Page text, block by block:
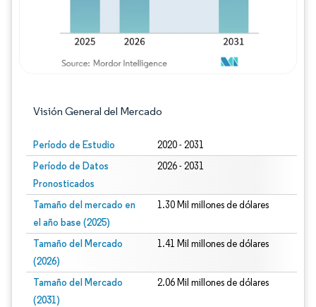
Visión General del Mercado
Período de Estudio 2020 - 2031
Período de Datos
Pronosticados
2026 - 2031
Tamaño del mercado en
el año base (2025)
1.30 Mil millones de dólares
Tamaño del Mercado
(2026)
1.41 Mil millones de dólares
Tamaño del Mercado
(2031)
2.06 Mil millones de dólares